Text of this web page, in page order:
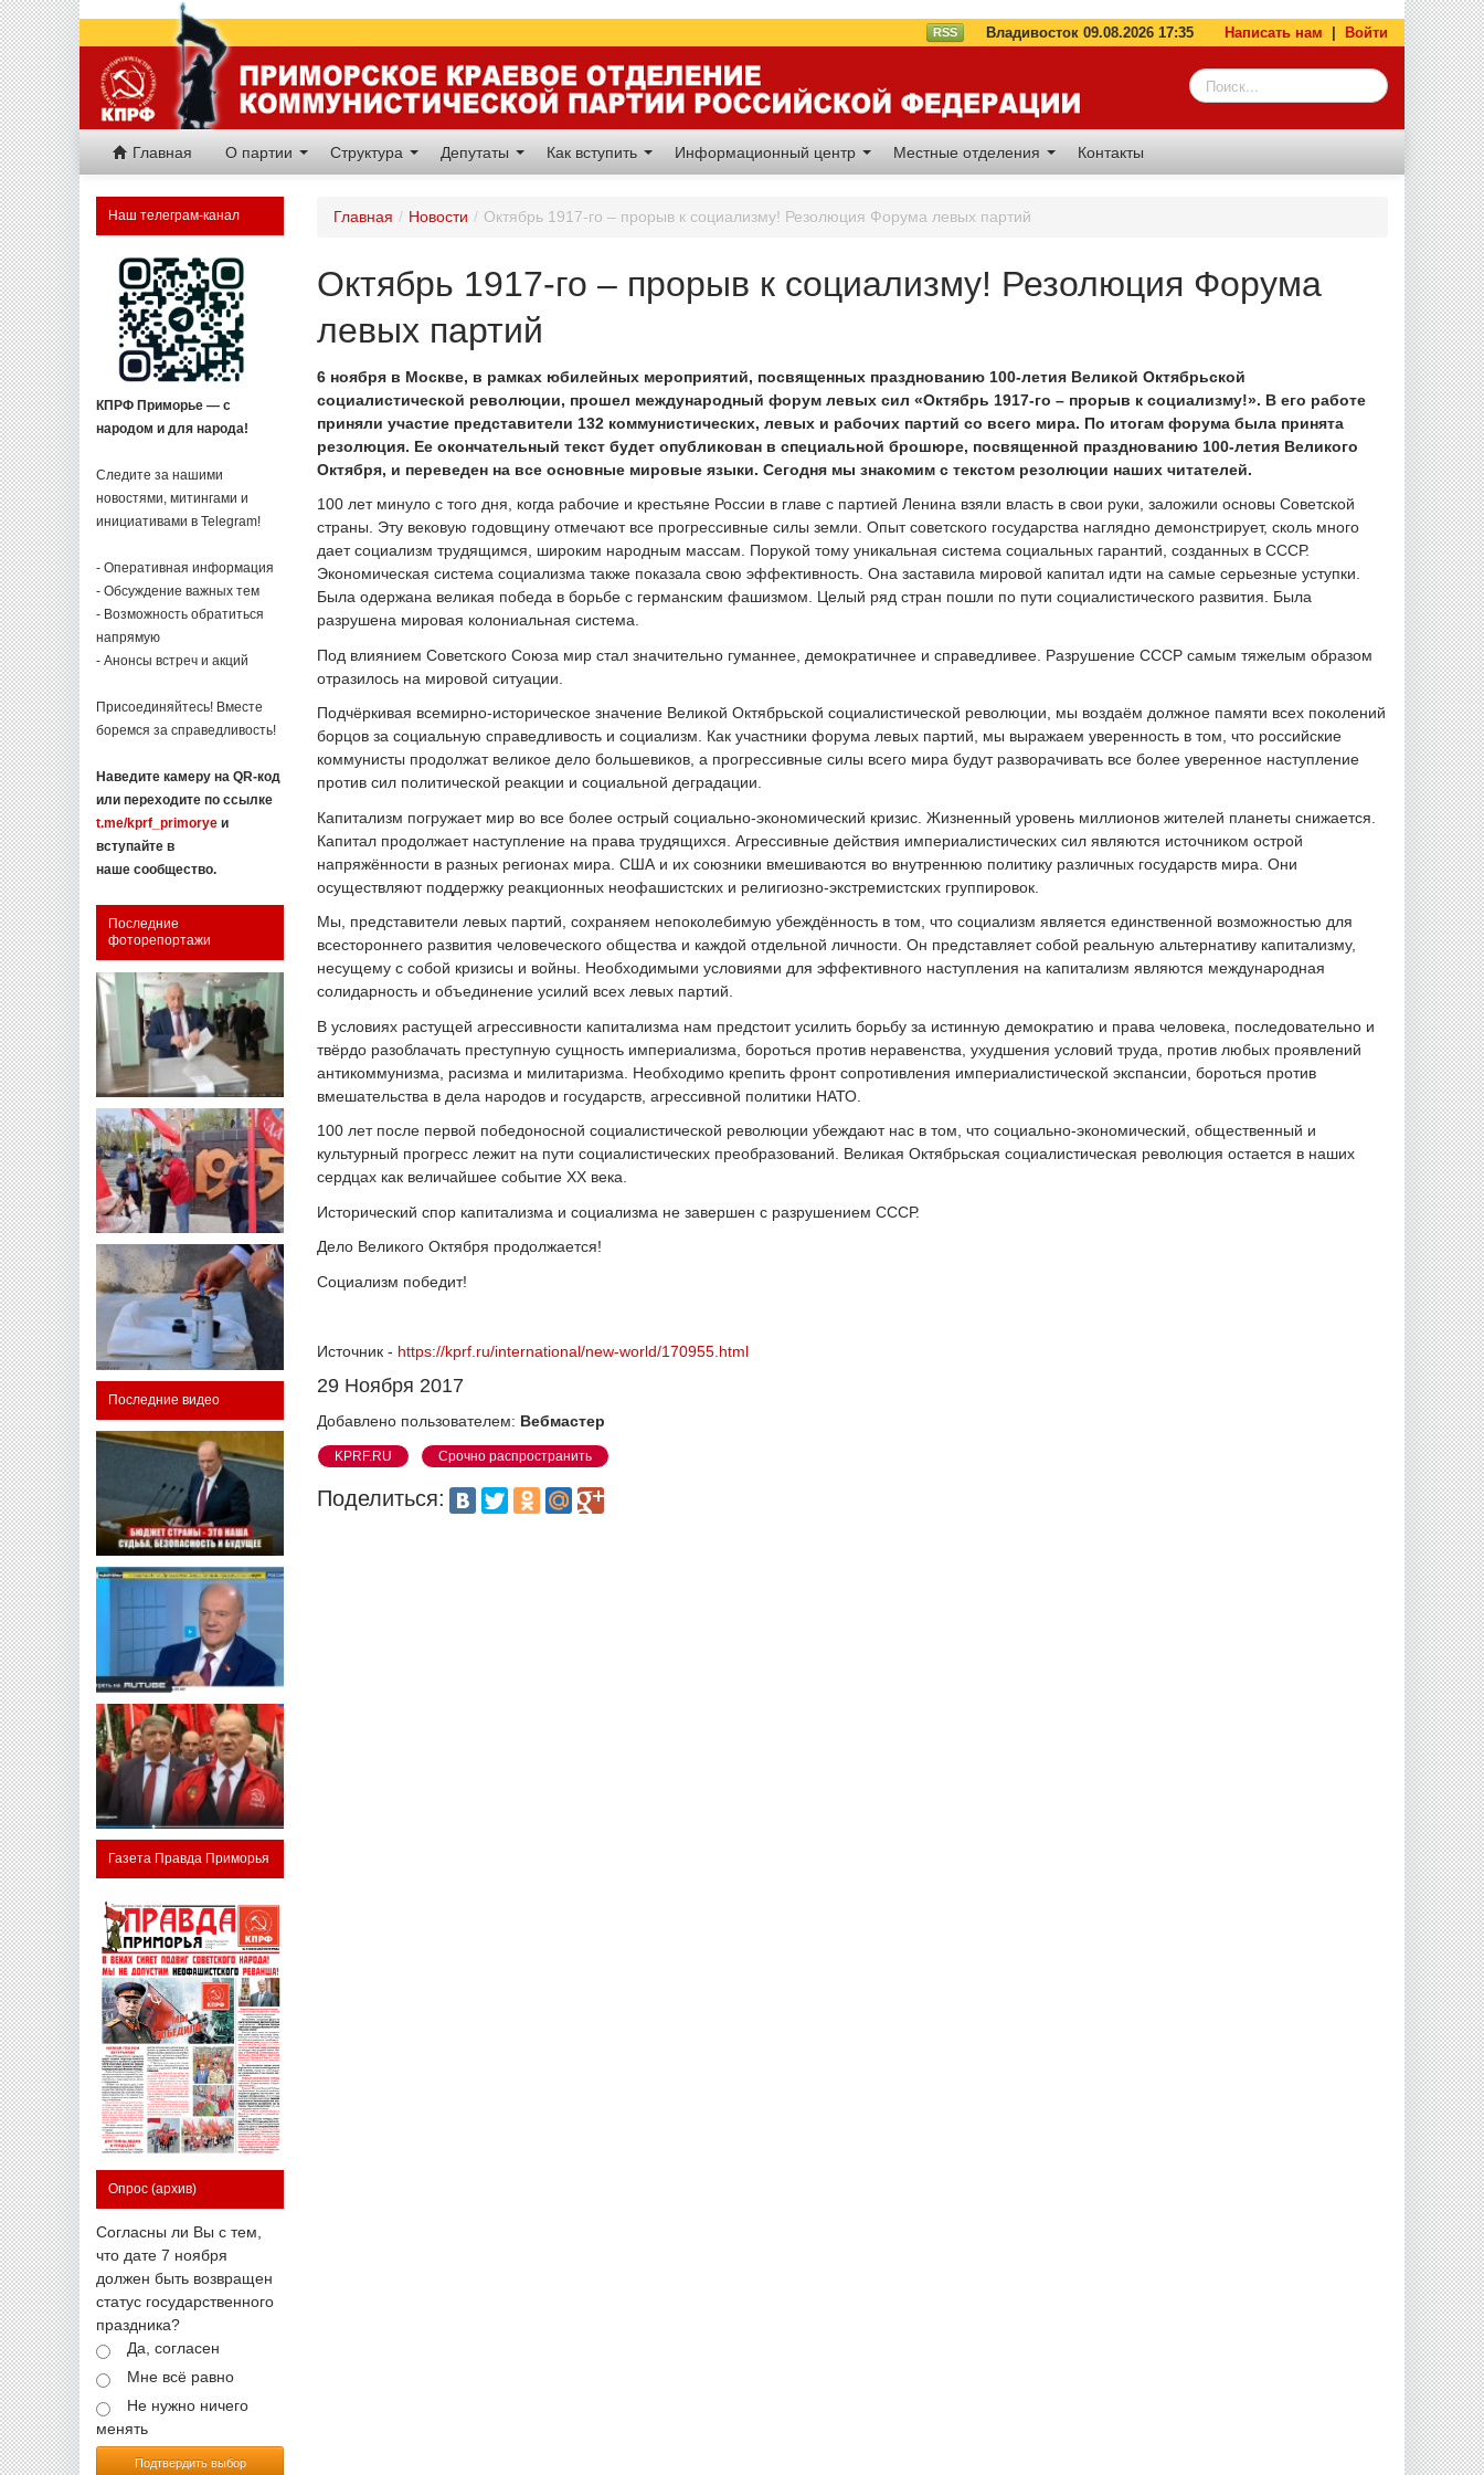
RSS Владивосток 09.08.2026 17:35 Написать нам Войти
Главная О партии Структура Депутаты Как вступить Информационный центр Местные отделения Контакты
Наш телеграм-канал
КПРФ Приморье — с
народом и для народа!
Следите за нашими
новостями, митингами и
инициативами в Telegram!
- Оперативная информация
- Обсуждение важных тем
- Возможность обратиться
напрямую
- Анонсы встреч и акций
Присоединяйтесь! Вместе
боремся за справедливость!
Наведите камеру на QR-код
или переходите по ссылке
t.me/kprf_primorye и
вступайте в
наше сообщество.
Последние
фоторепортажи
Последние видео
Газета Правда Приморья
Опрос (архив)
Согласны ли Вы с тем,
что дате 7 ноября
должен быть возвращен
статус государственного
праздника?
Да, согласен
Мне всё равно
Не нужно ничего
менять
Подтвердить выбор
Главная / Новости / Октябрь 1917-го – прорыв к социализму! Резолюция Форума левых партий
Октябрь 1917-го – прорыв к социализму! Резолюция Форума
левых партий
6 ноября в Москве, в рамках юбилейных мероприятий, посвященных празднованию 100-летия Великой Октябрьской
социалистической революции, прошел международный форум левых сил «Октябрь 1917-го – прорыв к социализму!». В его работе
приняли участие представители 132 коммунистических, левых и рабочих партий со всего мира. По итогам форума была принята
резолюция. Ее окончательный текст будет опубликован в специальной брошюре, посвященной празднованию 100-летия Великого
Октября, и переведен на все основные мировые языки. Сегодня мы знакомим с текстом резолюции наших читателей.
100 лет минуло с того дня, когда рабочие и крестьяне России в главе с партией Ленина взяли власть в свои руки, заложили основы Советской
страны. Эту вековую годовщину отмечают все прогрессивные силы земли. Опыт советского государства наглядно демонстрирует, сколь много
дает социализм трудящимся, широким народным массам. Порукой тому уникальная система социальных гарантий, созданных в СССР.
Экономическая система социализма также показала свою эффективность. Она заставила мировой капитал идти на самые серьезные уступки.
Была одержана великая победа в борьбе с германским фашизмом. Целый ряд стран пошли по пути социалистического развития. Была
разрушена мировая колониальная система.
Под влиянием Советского Союза мир стал значительно гуманнее, демократичнее и справедливее. Разрушение СССР самым тяжелым образом
отразилось на мировой ситуации.
Подчёркивая всемирно-историческое значение Великой Октябрьской социалистической революции, мы воздаём должное памяти всех поколений
борцов за социальную справедливость и социализм. Как участники форума левых партий, мы выражаем уверенность в том, что российские
коммунисты продолжат великое дело большевиков, а прогрессивные силы всего мира будут разворачивать все более уверенное наступление
против сил политической реакции и социальной деградации.
Капитализм погружает мир во все более острый социально-экономический кризис. Жизненный уровень миллионов жителей планеты снижается.
Капитал продолжает наступление на права трудящихся. Агрессивные действия империалистических сил являются источником острой
напряжённости в разных регионах мира. США и их союзники вмешиваются во внутреннюю политику различных государств мира. Они
осуществляют поддержку реакционных неофашистских и религиозно-экстремистских группировок.
Мы, представители левых партий, сохраняем непоколебимую убеждённость в том, что социализм является единственной возможностью для
всестороннего развития человеческого общества и каждой отдельной личности. Он представляет собой реальную альтернативу капитализму,
несущему с собой кризисы и войны. Необходимыми условиями для эффективного наступления на капитализм являются международная
солидарность и объединение усилий всех левых партий.
В условиях растущей агрессивности капитализма нам предстоит усилить борьбу за истинную демократию и права человека, последовательно и
твёрдо разоблачать преступную сущность империализма, бороться против неравенства, ухудшения условий труда, против любых проявлений
антикоммунизма, расизма и милитаризма. Необходимо крепить фронт сопротивления империалистической экспансии, бороться против
вмешательства в дела народов и государств, агрессивной политики НАТО.
100 лет после первой победоносной социалистической революции убеждают нас в том, что социально-экономический, общественный и
культурный прогресс лежит на пути социалистических преобразований. Великая Октябрьская социалистическая революция остается в наших
сердцах как величайшее событие ХХ века.
Исторический спор капитализма и социализма не завершен с разрушением СССР.
Дело Великого Октября продолжается!
Социализм победит!
Источник - https://kprf.ru/international/new-world/170955.html
29 Ноября 2017
Добавлено пользователем: Вебмастер
KPRF.RU Срочно распространить
Поделиться: